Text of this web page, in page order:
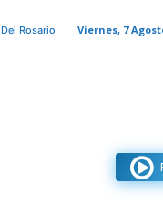
Rosario Viernes, 7